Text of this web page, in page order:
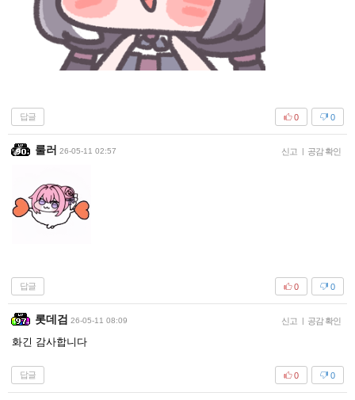
답글 0
0
룰러 26-05-11 02:57 신고 | 공감 확인
답글 0
0
롯데검 26-05-11 08:09 신고 | 공감 확인
화긴 감사합니다
답글 0
0